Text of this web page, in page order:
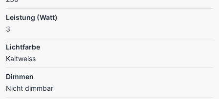
Leistung (Watt)
3
Lichtfarbe
Kaltweiss
Dimmen
Nicht dimmbar